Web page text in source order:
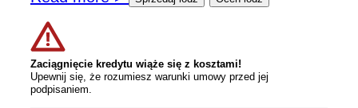
Zaciągnięcie kredytu wiąże się z kosztami!
Upewnij się, że rozumiesz warunki umowy przed jej
podpisaniem.